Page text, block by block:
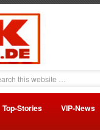
Top-Stories VIP-News